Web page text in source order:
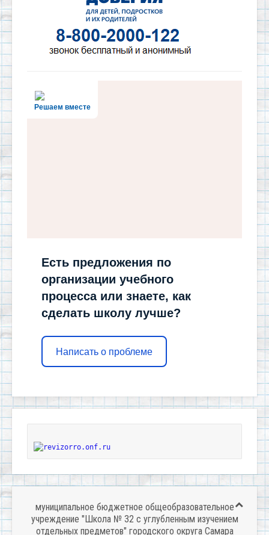
Решаем вместе
Есть предложения по
организации учебного
процесса или знаете, как
сделать школу лучше?
Написать о проблеме
муниципальное бюджетное общеобразовательное
учреждение "Школа № 32 с углубленным изучением
отдельных предметов" городского округа Самара